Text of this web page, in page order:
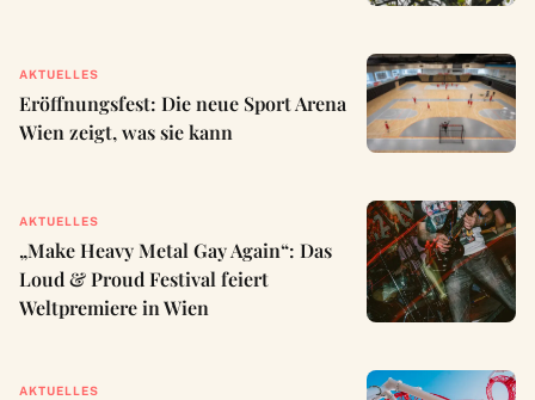
AKTUELLES
Eröffnungsfest: Die neue Sport Arena
Wien zeigt, was sie kann
AKTUELLES
„Make Heavy Metal Gay Again“: Das
Loud & Proud Festival feiert
Weltpremiere in Wien
AKTUELLES